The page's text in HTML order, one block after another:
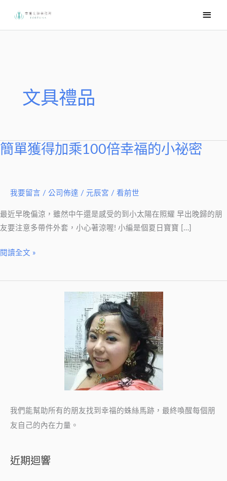
要
文具禮品
簡單獲得加乘100倍幸福的小祕密
我要留言 / 公司佈達 / 元辰宮 / 看前世
最近早晚偏涼，雖然中午還是感受的到小太陽在照耀 早出晚歸的朋
友要注意多帶件外套，小心著涼喔! 小編是個夏日寶寶 […]
簡
乘
100
幸
閱讀全文 »
我們能幫助所有的朋友找到幸福的蛛絲馬跡，最終喚醒每個朋
友自己的內在力量。
近期迴響